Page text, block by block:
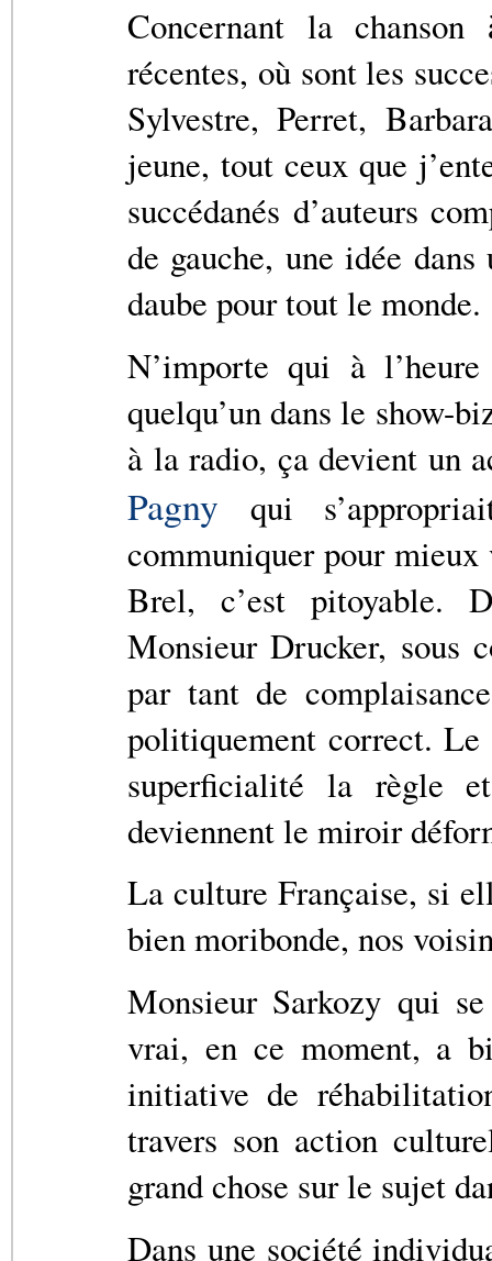
Concernant la
récentes, où sont les
Sylvestre, Perret,
jeune, tout ceux que
succédanés d’auteurs
de gauche, une idée dans
daube pour tout le monde.
N’importe qui à
quelqu’un dans le show-
à la radio, ça devient un
Pagny qui
communiquer pour mieux
Brel, c’est pitoyable.
Monsieur Drucker, sous
par tant de
politiquement correct.
superficialité la règle
deviennent le miroir
La culture Française, si
bien moribonde, nos
Monsieur Sarkozy qui
vrai, en ce moment, a
initiative de
travers son action
grand chose sur le sujet
Dans une société